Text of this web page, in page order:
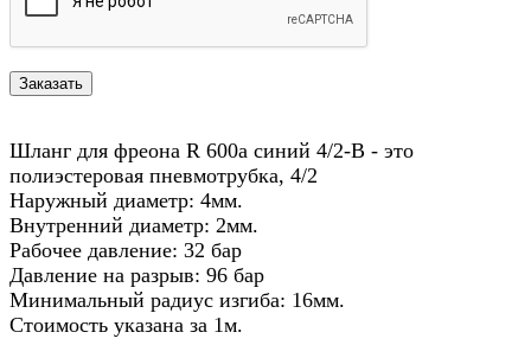
Шланг для фреона R 600a синий 4/2-B - это
полиэстеровая пневмотрубка, 4/2
Наружный диаметр: 4мм.
Внутренний диаметр: 2мм.
Рабочее давление: 32 бар
Давление на разрыв: 96 бар
Минимальный радиус изгиба: 16мм.
Стоимость указана за 1м.